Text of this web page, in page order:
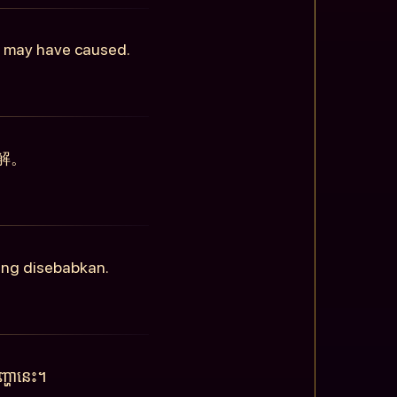
have caused.
disebabkan.
នេះ។